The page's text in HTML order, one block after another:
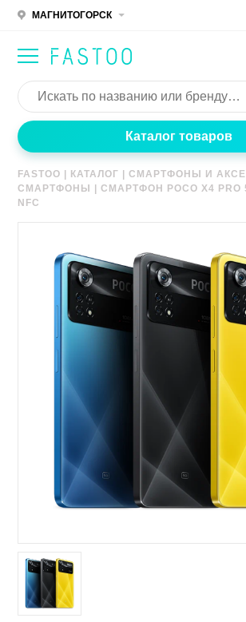
МАГНИТОГОРСК
Каталог товаров
FASTOO КАТАЛОГ |СМАРТФОНЫ И
СМАРТФОНЫ
|СМАРТФОН POCO X4 PRO
NFC